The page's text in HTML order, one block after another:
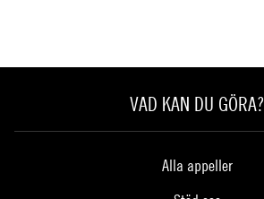
VAD KAN DU GÖRA?
Alla appeller